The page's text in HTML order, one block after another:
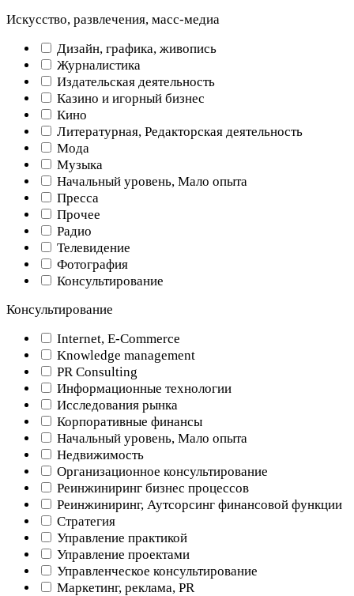
Искусство, развлечения, масс-медиа
Дизайн, графика, живопись
Журналистика
Издательская деятельность
Казино и игорный бизнес
Кино
Литературная, Редакторская деятельность
Мода
Музыка
Начальный уровень, Мало опыта
Пресса
Прочее
Радио
Телевидение
Фотография
Консультирование
Консультирование
Internet, E-Commerce
Knowledge management
PR Consulting
Информационные технологии
Исследования рынка
Корпоративные финансы
Начальный уровень, Мало опыта
Недвижимость
Организационное консультирование
Реинжиниринг бизнес процессов
Реинжиниринг, Аутсорсинг финансовой функции
Стратегия
Управление практикой
Управление проектами
Управленческое консультирование
Маркетинг, реклама, PR